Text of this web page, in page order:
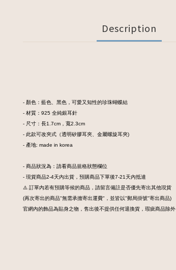
Description
- 顏色：藍色、黑色，可愛又知性的珍珠蝴蝶結
- 材質：925 全純銀耳針
- 尺寸：長1.7cm，寬2.3cm
- 此款可改夾式（透明矽膠耳夾、金屬螺旋耳夾)
- 產地: made in korea
- 商品狀況為：請看商品規格狀態欄位
- 現貨商品2-4天內出貨，預購商品下單後7-21天內抵達
⚠️ 訂單內若有預購等候的商品，請留言備註是否優先寄出其他現貨
(再次寄出的商品"無需承擔寄出運費"，並皆以"郵局掛號"寄出商品)
官網內的飾品為貼身之物，售出後不提供任何退換貨，瑕疵商品除外